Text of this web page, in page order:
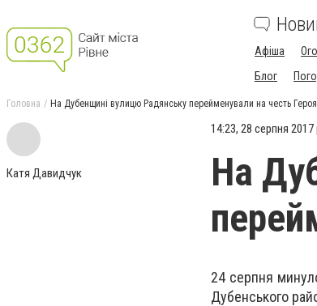
Афіша
Блог
Головна На Дубенщині вулицю Радянську перейменували на честь Героя
Катя Давидчук
14:23, 28 серпня 2017
На
24 серпня
Дубенського